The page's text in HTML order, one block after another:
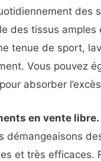
des
des tissus
tenue de sport,
Vous pouvez
absorber
en vente libre.
démangeaisons
et très efficaces.